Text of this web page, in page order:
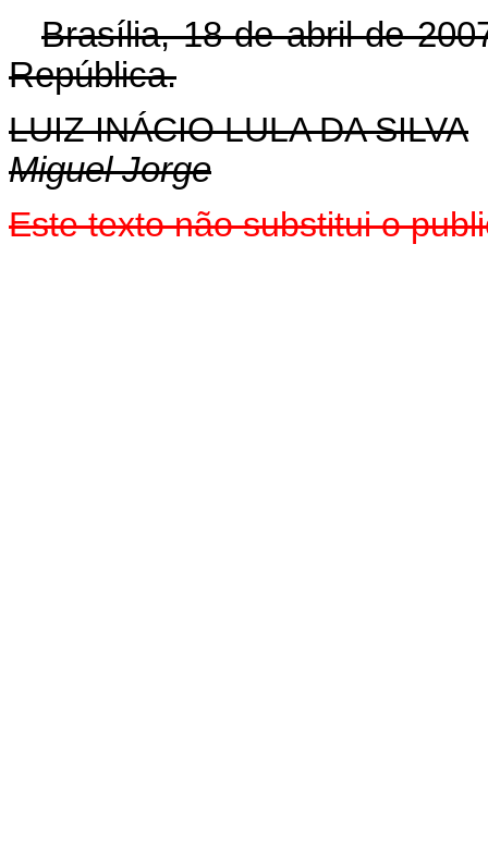
Brasília, 18 de abril de
República.
LUIZ INÁCIO LULA DA SILVA
Miguel Jorge
Este texto não substitui o